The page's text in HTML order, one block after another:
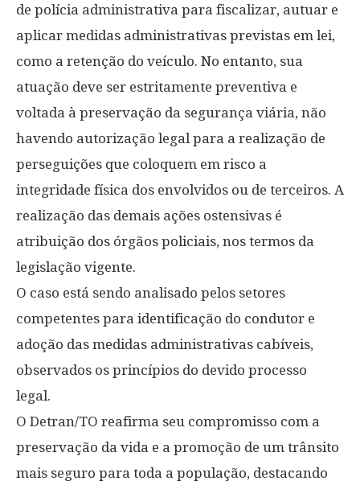
de polícia administrativa para fiscalizar, autuar e
aplicar medidas administrativas previstas em lei,
como a retenção do veículo. No entanto, sua
atuação deve ser estritamente preventiva e
voltada à preservação da segurança viária, não
havendo autorização legal para a realização de
perseguições que coloquem em risco a
integridade física dos envolvidos ou de terceiros. A
realização das demais ações ostensivas é
atribuição dos órgãos policiais, nos termos da
legislação vigente.
O caso está sendo analisado pelos setores
competentes para identificação do condutor e
adoção das medidas administrativas cabíveis,
observados os princípios do devido processo
legal.
O Detran/TO reafirma seu compromisso com a
preservação da vida e a promoção de um trânsito
mais seguro para toda a população, destacando